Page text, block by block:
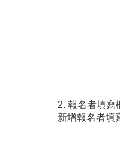
2. 報名者填寫
新增報名者填